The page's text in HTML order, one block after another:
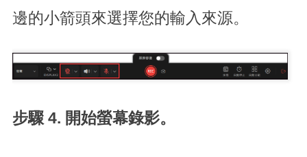
邊的小箭頭來選擇您的輸入來源。
步驟 4. 開始螢幕錄影。